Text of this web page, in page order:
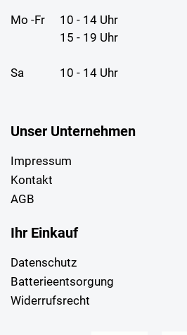
Mo -Fr
10 - 14 Uhr
15 - 19 Uhr
Sa 10 - 14 Uhr
Unser Unternehmen
Impressum
Kontakt
AGB
Ihr Einkauf
Datenschutz
Batterieentsorgung
Widerrufsrecht